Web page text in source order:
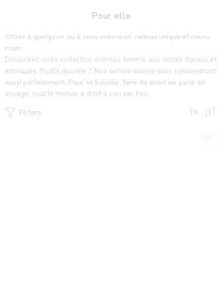
ensuite de la confection et des envois le 25 août 2026
Pour elle
Offrez à quelqu’un ou à vous-même un cadeau unique et cousu
main.
Découvrez notre collection orientée femme aux motifs floraux et
ethniques. Plutôt discrète ? Nos teintes sobres vous conviendront
aussi parfaitement. Pour se balader, faire du sport ou partir en
voyage, tout le monde a droit à son sac Filo.
Filters Tri